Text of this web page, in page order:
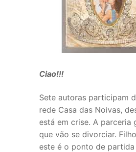
Ciao!!!
Sete autoras participam
rede Casa das Noivas,
está em crise. A parceria
que vão se divorciar.
este é o ponto de